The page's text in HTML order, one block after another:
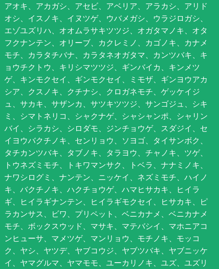
アオキ、アカガシ、アセビ、アベリア、アラカシ、アリド
オシ、イスノキ、イヌツゲ、ウバメガシ、ウラジロガシ、
エゾユズリハ、オオムラサキツツジ、オガタマノキ、オタ
フクナンテン、オリーブ、カクレミノ、カゴノキ、カナメ
モチ、カラタチバナ、カラタネオガタマ、カンツバキ、キ
ョウチクトウ、キリシマツツジ、ギンバイカ、キンメツ
ゲ、キンモクセイ、ギンモクセイ、ミモザ、ギンヨウアカ
シア、クスノキ、クチナシ、クロガネモチ、ゲッケイジ
ュ、サカキ、サザンカ、サツキツツジ、サンゴジュ、シキ
ミ、シマトネリコ、シャクナゲ、シャシャンポ、シャリン
バイ、シラカシ、シロダモ、ジンチョウゲ、スダジイ、セ
イヨウバクチノキ、センリョウ、ソヨゴ、タイサンボク、
タチカンツバキ、タブノキ、タラヨウ、チャノキ、ツゲ、
トウネズミモチ、トキワマンサク、トベラ、ナナミノキ、
ナワシログミ、ナンテン、ニッケイ、ネズミモチ、ハイノ
キ、バクチノキ、ハクチョウゲ、ハマヒサカキ、ヒイラ
ギ、ヒイラギナンテン、ヒイラギモクセイ、ヒサカキ、ピ
ラカンサス、ビワ、プリペット、ベニカナメ、ベニカナメ
モチ、ボックスウッド、マサキ、マテバシイ、マホニアコ
ンヒューサ、マメツゲ、マンリョウ、モチノキ、モッコ
ク、ヤシ、ヤツデ、ヤブコウジ、ヤブツバキ、ヤブニッケ
イ、ヤマグルマ、ヤマモモ、ユーカリノキ、ユズ、ユズリ